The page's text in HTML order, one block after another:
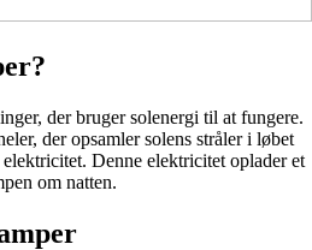
der bruger solenergi til at fungere.
der opsamler solens stråler i løbet
Denne elektricitet oplader et
om natten.